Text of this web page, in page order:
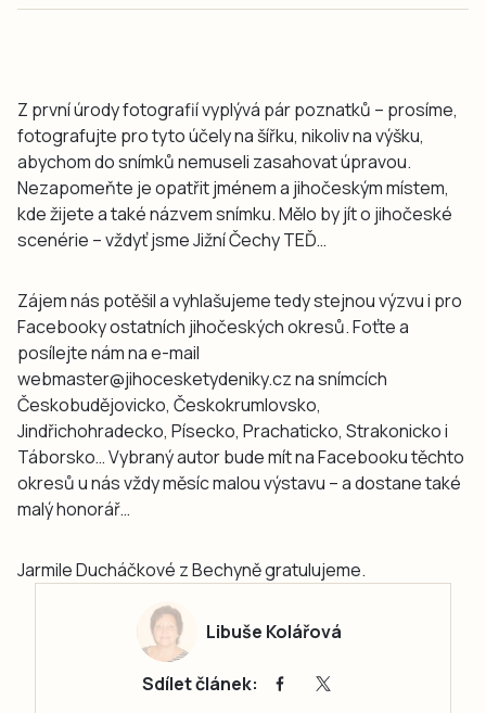
Z první úrody fotografií vyplývá pár poznatků – prosíme,
fotografujte pro tyto účely na šířku, nikoliv na výšku,
abychom do snímků nemuseli zasahovat úpravou.
Nezapomeňte je opatřit jménem a jihočeským místem,
kde žijete a také názvem snímku. Mělo by jít o jihočeské
scenérie – vždyť jsme Jižní Čechy TEĎ…
Zájem nás potěšil a vyhlašujeme tedy stejnou výzvu i pro
Facebooky ostatních jihočeských okresů. Foťte a
posílejte nám na e-mail
webmaster@jihocesketydeniky.cz na snímcích
Českobudějovicko, Českokrumlovsko,
Jindřichohradecko, Písecko, Prachaticko, Strakonicko i
Táborsko… Vybraný autor bude mít na Facebooku těchto
okresů u nás vždy měsíc malou výstavu – a dostane také
malý honorář…
Jarmile Ducháčkové z Bechyně gratulujeme.
Libuše Kolářová
Sdílet článek: